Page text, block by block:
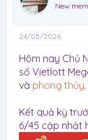
New
24/05/2026
Hôm nay Chủ
số Vietlott
và phong thủy.
Kết quả kỳ
6/45 cập nhật